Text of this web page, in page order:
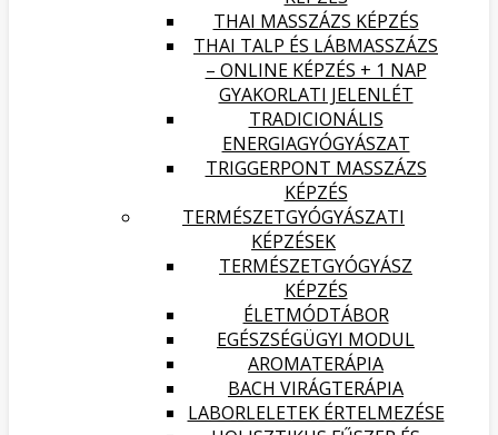
THAI MASSZÁZS KÉPZÉS
THAI TALP ÉS LÁBMASSZÁZS
– ONLINE KÉPZÉS + 1 NAP
GYAKORLATI JELENLÉT
TRADICIONÁLIS
ENERGIAGYÓGYÁSZAT
TRIGGERPONT MASSZÁZS
KÉPZÉS
TERMÉSZETGYÓGYÁSZATI
KÉPZÉSEK
TERMÉSZETGYÓGYÁSZ
KÉPZÉS
ÉLETMÓDTÁBOR
EGÉSZSÉGÜGYI MODUL
AROMATERÁPIA
BACH VIRÁGTERÁPIA
LABORLELETEK ÉRTELMEZÉSE